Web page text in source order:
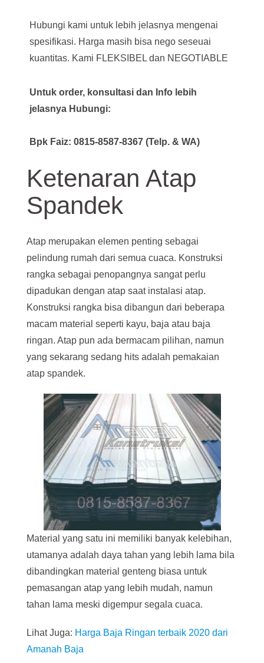
Hubungi kami untuk lebih jelasnya mengenai
spesifikasi. Harga masih bisa nego seseuai
kuantitas. Kami FLEKSIBEL dan NEGOTIABLE
Untuk order, konsultasi dan Info lebih
jelasnya Hubungi:
Bpk Faiz: 0815-8587-8367 (Telp. & WA)
Ketenaran Atap
Spandek
Atap merupakan elemen penting sebagai
pelindung rumah dari semua cuaca. Konstruksi
rangka sebagai penopangnya sangat perlu
dipadukan dengan atap saat instalasi atap.
Konstruksi rangka bisa dibangun dari beberapa
macam material seperti kayu, baja atau baja
ringan. Atap pun ada bermacam pilihan, namun
yang sekarang sedang hits adalah pemakaian
atap spandek.
Material yang satu ini memiliki banyak kelebihan,
utamanya adalah daya tahan yang lebih lama bila
dibandingkan material genteng biasa untuk
pemasangan atap yang lebih mudah, namun
tahan lama meski digempur segala cuaca.
Lihat Juga: Harga Baja Ringan terbaik 2020 dari
Amanah Baja